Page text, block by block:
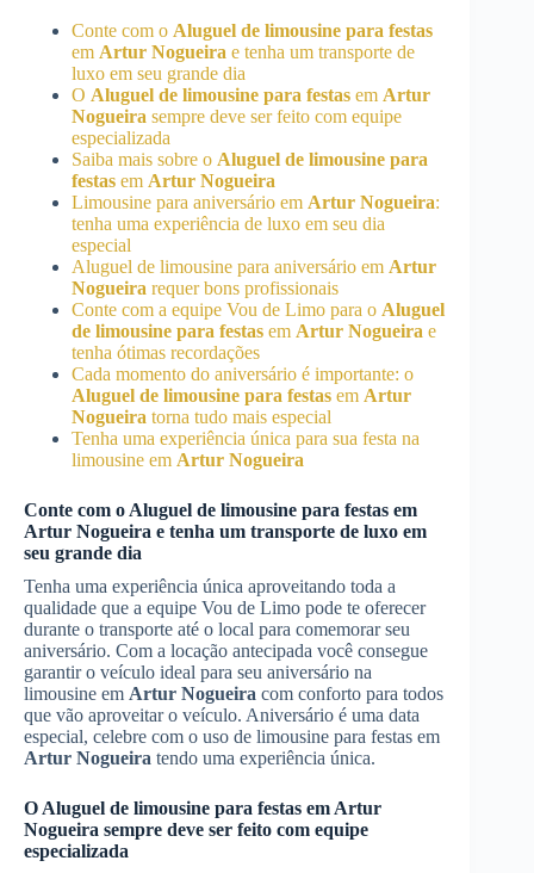
Conte com o Aluguel de limousine para festas
em Artur Nogueira e tenha um transporte de
luxo em seu grande dia
O Aluguel de limousine para festas em Artur
Nogueira sempre deve ser feito com equipe
especializada
Saiba mais sobre o Aluguel de limousine para
festas em Artur Nogueira
Limousine para aniversário em Artur Nogueira:
tenha uma experiência de luxo em seu dia
especial
Aluguel de limousine para aniversário em Artur
Nogueira requer bons profissionais
Conte com a equipe Vou de Limo para o Aluguel
de limousine para festas em Artur Nogueira e
tenha ótimas recordações
Cada momento do aniversário é importante: o
Aluguel de limousine para festas em Artur
Nogueira torna tudo mais especial
Tenha uma experiência única para sua festa na
limousine em Artur Nogueira
Conte com o Aluguel de limousine para festas em
Artur Nogueira e tenha um transporte de luxo em
seu grande dia
Tenha uma experiência única aproveitando toda a
qualidade que a equipe Vou de Limo pode te oferecer
durante o transporte até o local para comemorar seu
aniversário. Com a locação antecipada você consegue
garantir o veículo ideal para seu aniversário na
limousine em Artur Nogueira com conforto para todos
que vão aproveitar o veículo. Aniversário é uma data
especial, celebre com o uso de limousine para festas em
Artur Nogueira tendo uma experiência única.
O Aluguel de limousine para festas em Artur
Nogueira sempre deve ser feito com equipe
especializada